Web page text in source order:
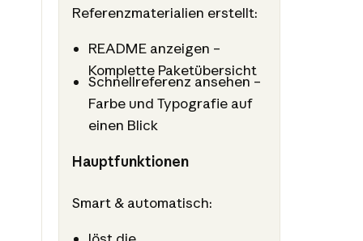
Referenzmaterialien erstellt:
README anzeigen –
Komplette Paketübersicht
Schnellreferenz ansehen –
Farbe und Typografie auf
einen Blick
Hauptfunktionen
Smart & automatisch: